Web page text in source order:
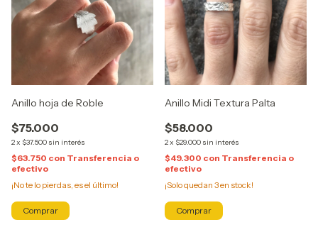
Anillo hoja de Roble
$75.000
2x $37.500 sin interés
$63.750 con Transferencia o
efectivo
¡No te lo pierdas, es el último!
Anillo Midi Textura Palta
$58.000
2x $29.000 sin interés
$49.300 con Transferencia o
efectivo
¡Solo quedan 3en stock!